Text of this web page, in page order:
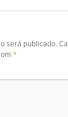
será publicado.
*